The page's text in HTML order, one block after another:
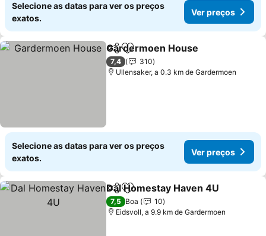
Selecione as datas para ver os preços
exatos.
Ver preços
PartilharAdicionar aos favoritos
Gardermoen House
7,4
310
Ullensaker, a 0.3 km de Gardermoen
Selecione as datas para ver os preços
exatos.
Ver preços
PartilharAdicionar aos favoritos
Dal Homestay Haven 4U
7,5 Boa
10
Eidsvoll, a 9.9 km de Gardermoen